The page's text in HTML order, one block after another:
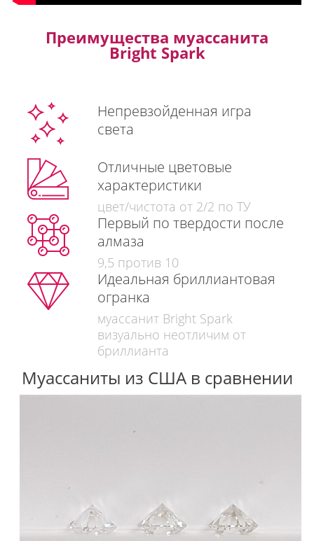
Преимущества муассанита
Bright Spark
Непревзойденная игра
света
Отличные цветовые
характеристики
цвет/чистота от 2/2 по ТУ
Первый по твердости после
алмаза
9,5 против 10
Идеальная бриллиантовая
огранка
муассанит Bright Spark
визуально неотличим от
бриллианта
Муассаниты из США в сравнении